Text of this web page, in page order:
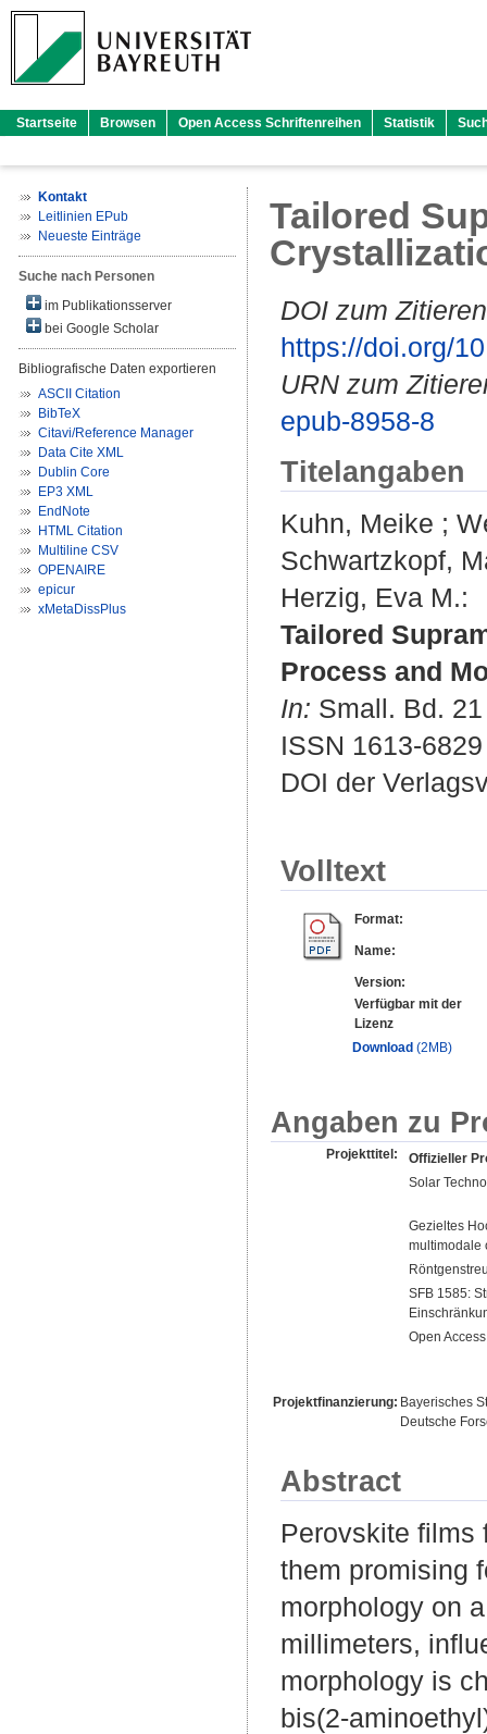
Startseite Browsen Open Access Schriftenreihen Statistik
Kontakt
Leitlinien EPub
Neueste Einträge
Suche nach Personen
im Publikationsserver
bei Google Scholar
Bibliografische Daten exportieren
ASCII Citation
BibTeX
Citavi/Reference Manager
Data Cite XML
Dublin Core
EP3 XML
EndNote
HTML Citation
Multiline CSV
OPENAIRE
epicur
xMetaDissPlus
Tailored
DOI zum
https://doi.org/
URN zum
epub-8958-8
Titelangaben
Kuhn, Meike ;
Schwartzkopf,
Herzig, Eva M.:
Tailored
Process and
In: Small. Bd.
ISSN 1613-6829
DOI der
Volltext
Format:
Name:
Version:
Verfügbar mit der
Lizenz
Download (2MB)
Angaben zu
Projekttitel:
Offizieller
Solar
Gezieltes
multimodale
SFB 1585:
Open
Projektfinanzierung: Bayerisches
Deutsche
Abstract
Perovskite films
them promising
morphology on
millimeters,
morphology is
bis(2-